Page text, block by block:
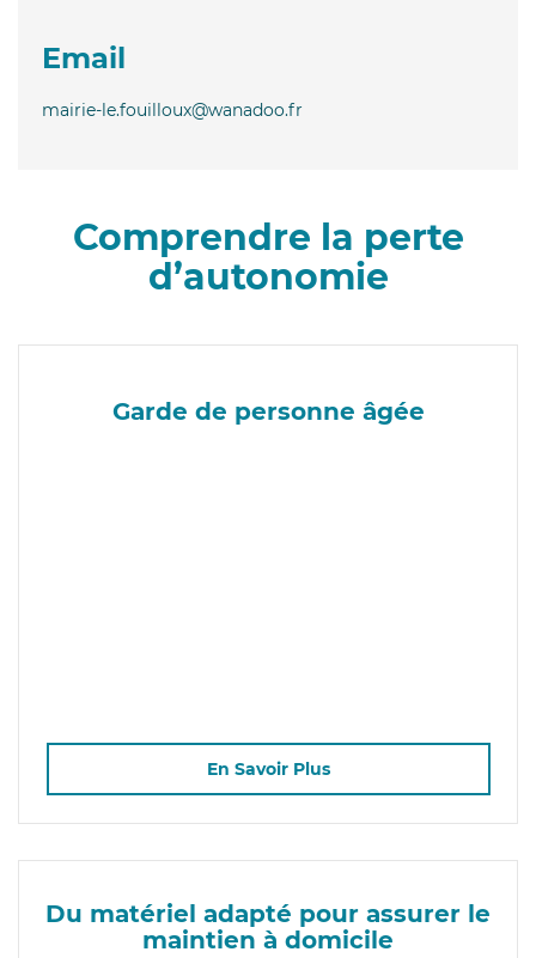
Email
mairie-le.fouilloux@wanadoo.fr
Comprendre la perte
d’autonomie
Garde de personne âgée
En Savoir Plus
Du matériel adapté pour assurer le
maintien à domicile